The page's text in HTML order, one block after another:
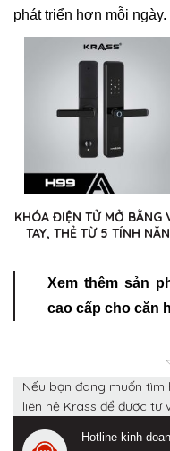
phát triển hơn mỗi ngày.
KHÓA ĐIỆN TỬ MỞ BẰNG
TAY, THẺ TỪ 5 TÍNH
Xem thêm sản
cao cấp cho căn
Nếu bạn đang muốn
liên hệ Krass để được tư
Hotline kinh